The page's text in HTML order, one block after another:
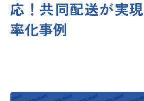
応！共同配送が実
率化事例